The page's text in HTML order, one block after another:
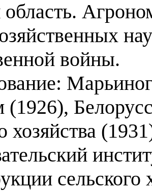
войны.
(1926),
хозяйства